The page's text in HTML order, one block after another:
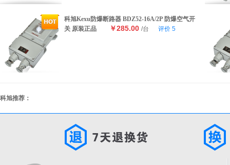
科旭Kexu防爆断路器 BDZ52-16A/2P 防爆空气开
关 原装正品
￥285.00 /台 评价 5
科旭推荐：